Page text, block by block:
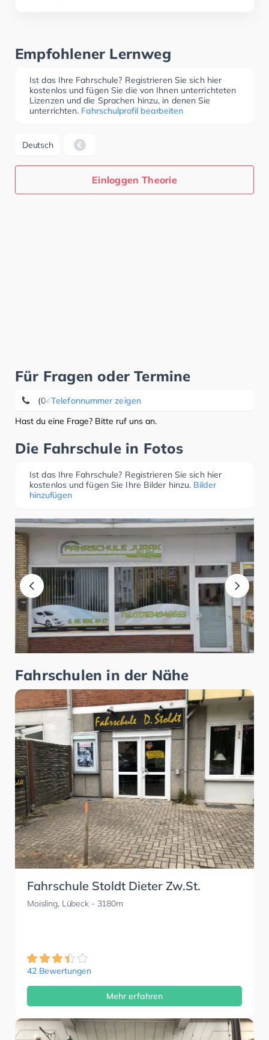
Empfohlener Lernweg
Ist das Ihre Fahrschule? Registrieren Sie sich hier
kostenlos und fügen Sie die von Ihnen unterrichteten
Lizenzen und die Sprachen hinzu, in denen Sie
unterrichten. Fahrschulprofil bearbeiten
Deutsch
Einloggen Theorie
Für Fragen oder Termine
Telefonnummer zeigen
(0451) 80 85 50 24
Hast du eine Frage? Bitte ruf uns an.
Die Fahrschule in Fotos
Ist das Ihre Fahrschule? Registrieren Sie sich hier
kostenlos und fügen Sie Ihre Bilder hinzu. Bilder
hinzufügen
Fahrschulen in der Nähe
Fahrschule Stoldt Dieter Zw.St.
Moisling, Lübeck- 3180m
42 Bewertungen
Mehr erfahren